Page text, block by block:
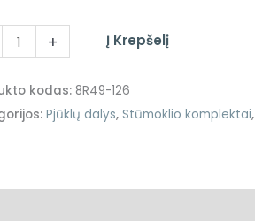
+ Į Krepšelį
kodas: 8R49-126
Pjūklų dalys, Stūmoklio komplektai,